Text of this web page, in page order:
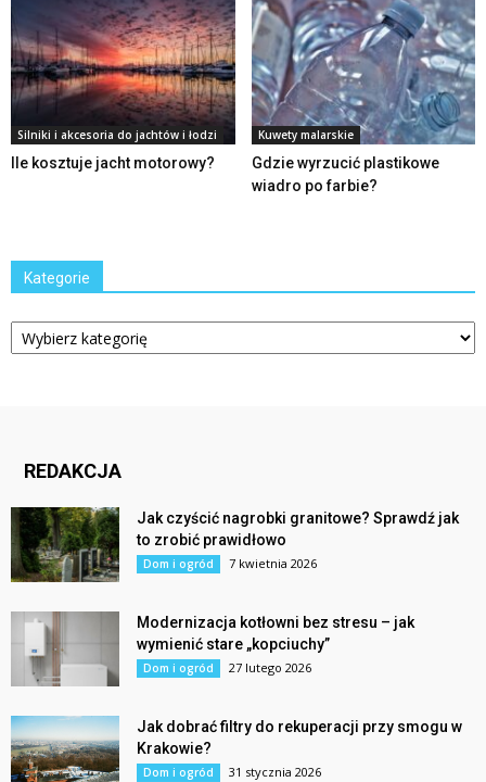
Silniki i akcesoria do jachtów i łodzi
Ile kosztuje jacht motorowy?
Kuwety malarskie
Gdzie wyrzucić plastikowe
wiadro po farbie?
Kategorie
Kategorie
REDAKCJA
Jak czyścić nagrobki granitowe? Sprawdź jak
to zrobić prawidłowo
Dom i ogród 7 kwietnia 2026
Modernizacja kotłowni bez stresu – jak
wymienić stare „kopciuchy”
Dom i ogród 27 lutego 2026
Jak dobrać filtry do rekuperacji przy smogu w
Krakowie?
Dom i ogród 31 stycznia 2026